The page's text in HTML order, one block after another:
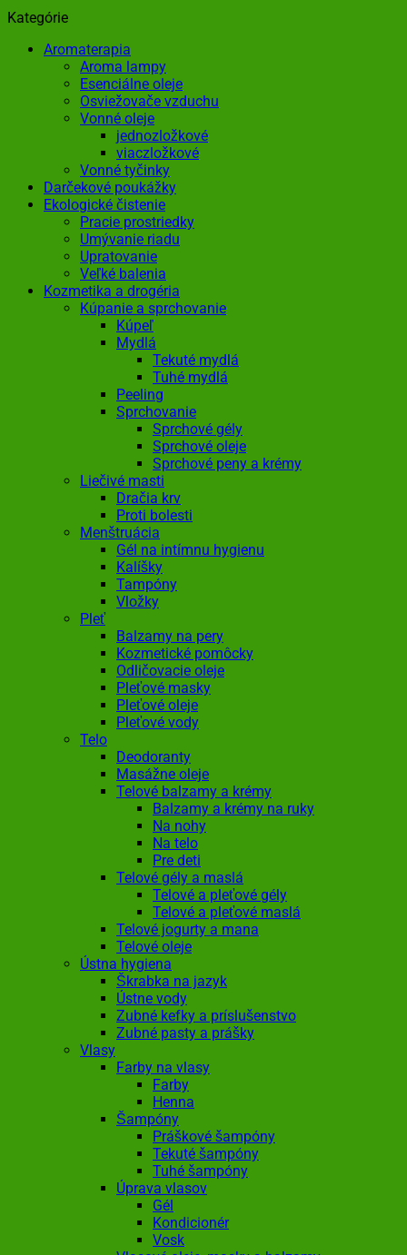
Kategórie
Aromaterapia
Aroma lampy
Esenciálne oleje
Osviežovače vzduchu
Vonné oleje
jednozložkové
viaczložkové
Vonné tyčinky
Darčekové poukážky
Ekologické čistenie
Pracie prostriedky
Umývanie riadu
Upratovanie
Veľké balenia
Kozmetika a drogéria
Kúpanie a sprchovanie
Kúpeľ
Mydlá
Tekuté mydlá
Tuhé mydlá
Peeling
Sprchovanie
Sprchové gély
Sprchové oleje
Sprchové peny a krémy
Liečivé masti
Dračia krv
Proti bolesti
Menštruácia
Gél na intímnu hygienu
Kalíšky
Tampóny
Vložky
Pleť
Balzamy na pery
Kozmetické pomôcky
Odličovacie oleje
Pleťové masky
Pleťové oleje
Pleťové vody
Telo
Deodoranty
Masážne oleje
Telové balzamy a krémy
Balzamy a krémy na ruky
Na nohy
Na telo
Pre deti
Telové gély a maslá
Telové a pleťové gély
Telové a pleťové maslá
Telové jogurty a mana
Telové oleje
Ústna hygiena
Škrabka na jazyk
Ústne vody
Zubné kefky a príslušenstvo
Zubné pasty a prášky
Vlasy
Farby na vlasy
Farby
Henna
Šampóny
Práškové šampóny
Tekuté šampóny
Tuhé šampóny
Úprava vlasov
Gél
Kondicionér
Vosk